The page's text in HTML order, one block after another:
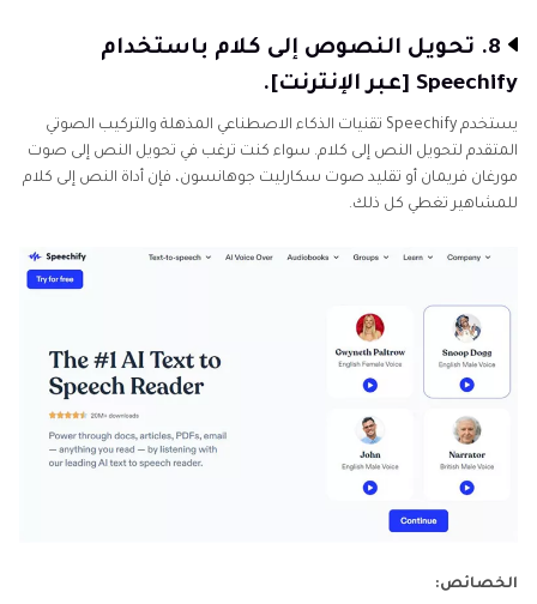
8. تحويل النصوص إلى كلام باستخدام
Speechify [عبر الإنترنت].
يستخدم Speechify تقنيات الذكاء الاصطناعي المذهلة والتركيب الصوتي
المتقدم لتحويل النص إلى كلام. سواء كنت ترغب في تحويل النص إلى صوت
مورغان فريمان أو تقليد صوت سكارليت جوهانسون، فإن أداة النص إلى كلام
للمشاهير تغطي كل ذلك.
الخصائص: